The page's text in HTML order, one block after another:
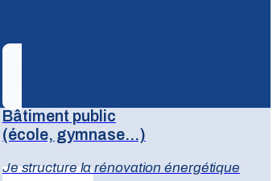
Bâtiment public
(école, gymnase...)
Je structure la rénovation énergétique